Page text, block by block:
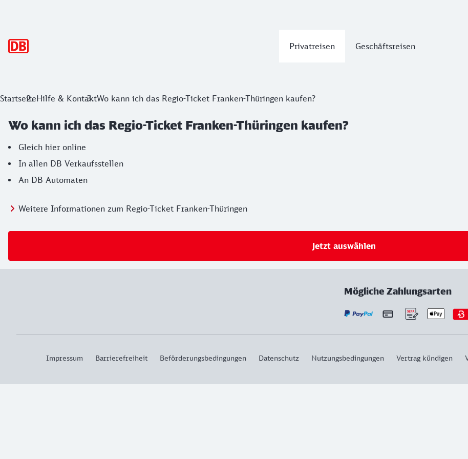
Privatreisen Geschäftsreisen
StartseiteHilfe & KontaktWo kann ich das Regio-Ticket Franken-Thüringen kaufen?
Wo kann ich das Regio-Ticket Franken-Thüringen kaufen?
Gleich hier online
In allen DB Verkaufsstellen
An DB Automaten
Weitere Informationen zum Regio-Ticket Franken-Thüringen
Jetzt auswählen
Mögliche Zahlungsarten
Impressum Barrierefreiheit Beförderungsbedingungen Datenschutz Nutzungsbedingungen Vertrag kündigen